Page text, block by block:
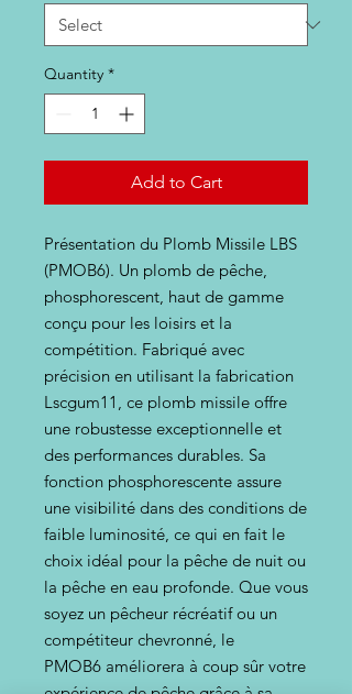
Quantity *
Add to Cart
Présentation du Plomb Missile LBS
(PMOB6). Un plomb de pêche,
phosphorescent, haut de gamme
conçu pour les loisirs et la
compétition. Fabriqué avec
précision en utilisant la fabrication
Lscgum11, ce plomb missile offre
une robustesse exceptionnelle et
des performances durables. Sa
fonction phosphorescente assure
une visibilité dans des conditions de
faible luminosité, ce qui en fait le
choix idéal pour la pêche de nuit ou
la pêche en eau profonde. Que vous
soyez un pêcheur récréatif ou un
compétiteur chevronné, le
PMOB6 améliorera à coup sûr votre